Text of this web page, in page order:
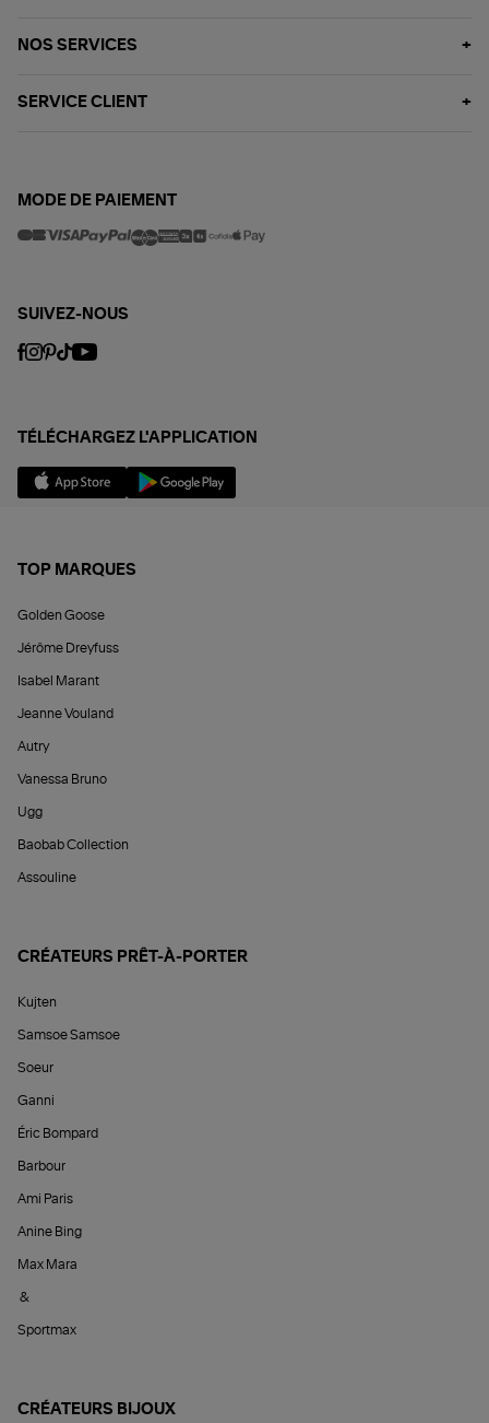
NOS SERVICES
SERVICE CLIENT
MODE DE PAIEMENT
SUIVEZ-NOUS
TÉLÉCHARGEZ L'APPLICATION
TOP MARQUES
Golden Goose
Jérôme Dreyfuss
Isabel Marant
Jeanne Vouland
Autry
Vanessa Bruno
Ugg
Baobab Collection
Assouline
CRÉATEURS PRÊT-À-PORTER
Kujten
Samsoe Samsoe
Soeur
Ganni
Éric Bompard
Barbour
Ami Paris
Anine Bing
Max Mara
&
Sportmax
CRÉATEURS BIJOUX